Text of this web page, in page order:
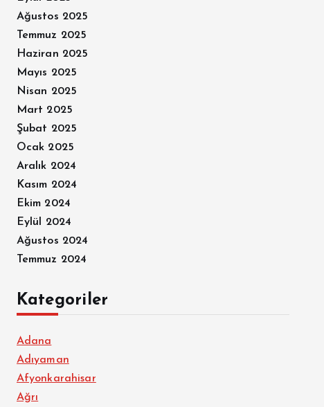
Ağustos 2025
Temmuz 2025
Haziran 2025
Mayıs 2025
Nisan 2025
Mart 2025
Şubat 2025
Ocak 2025
Aralık 2024
Kasım 2024
Ekim 2024
Eylül 2024
Ağustos 2024
Temmuz 2024
Kategoriler
Adana
Adıyaman
Afyonkarahisar
Ağrı